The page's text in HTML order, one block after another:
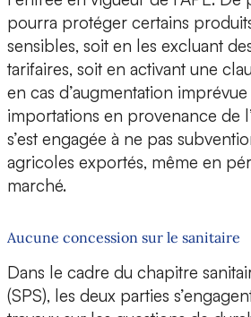
pourra protéger certains
sensibles, soit en les excluant
tarifaires, soit en activant une
en cas d’augmentation
importations en provenance de
s’est engagée à ne pas
agricoles exportés, même en
marché.
Aucune concession sur le sanitaire
Dans le cadre du chapitre
(SPS), les deux parties